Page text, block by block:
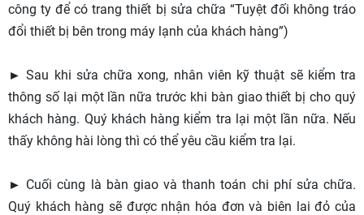
công ty để có trang thiết bị sửa chữa “Tuyệt đối không tráo
đổi thiết bị bên trong máy lạnh của khách hàng”)
► Sau khi sửa chữa xong, nhân viên kỹ thuật sẽ kiểm tra
thông số lại một lần nữa trước khi bàn giao thiết bị cho quý
khách hàng. Quý khách hàng kiểm tra lại một lần nữa. Nếu
thấy không hài lòng thì có thể yêu cầu kiểm tra lại.
► Cuối cùng là bàn giao và thanh toán chi phí sửa chữa.
Quý khách hàng sẽ được nhận hóa đơn và biên lai đỏ của